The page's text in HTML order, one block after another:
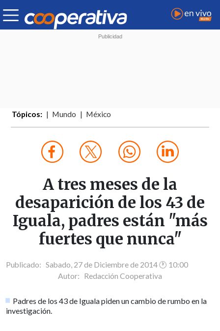
Tópicos: Mundo México
A tres meses de la
desaparición de los 43 de
Iguala, padres están "más
fuertes que nunca"
Publicado: Sabado, 27 de Diciembre de 2014 🕐 10:00
Autor: Redacción Cooperativa
Padres de los 43 de Iguala piden un cambio de rumbo en la
investigación.